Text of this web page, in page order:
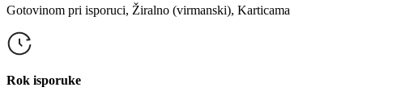
Gotovinom pri isporuci, Žiralno (virmanski), Karticama
Rok isporuke